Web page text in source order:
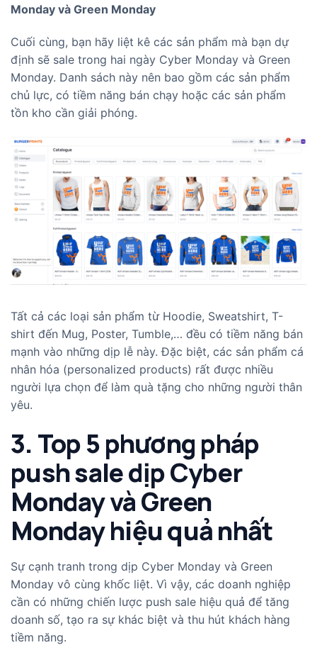
Monday và Green Monday
Cuối cùng, bạn hãy liệt kê các sản phẩm mà bạn dự
định sẽ sale trong hai ngày Cyber Monday và Green
Monday. Danh sách này nên bao gồm các sản phẩm
chủ lực, có tiềm năng bán chạy hoặc các sản phẩm
tồn kho cần giải phóng.
Tất cả các loại sản phẩm từ Hoodie, Sweatshirt, T-
shirt đến Mug, Poster, Tumble,… đều có tiềm năng bán
mạnh vào những dịp lễ này. Đặc biệt, các sản phẩm cá
nhân hóa (personalized products) rất được nhiều
người lựa chọn để làm quà tặng cho những người thân
yêu.
3. Top 5 phương pháp
push sale dịp Cyber
Monday và Green
Monday hiệu quả nhất
Sự cạnh tranh trong dịp Cyber Monday và Green
Monday vô cùng khốc liệt. Vì vậy, các doanh nghiệp
cần có những chiến lược push sale hiệu quả để tăng
doanh số, tạo ra sự khác biệt và thu hút khách hàng
tiềm năng.